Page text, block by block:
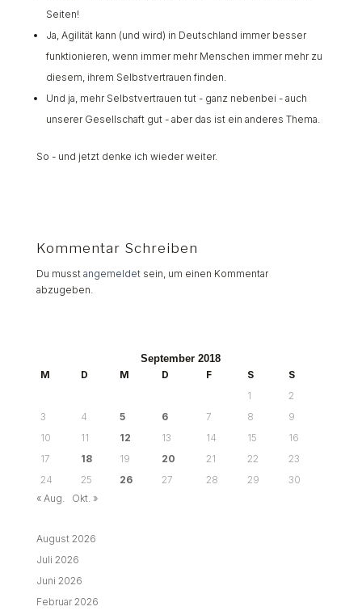
Seiten!
Ja, Agilität kann (und wird) in Deutschland immer besser
funktionieren, wenn immer mehr Menschen immer mehr zu
diesem, ihrem Selbstvertrauen finden.
Und ja, mehr Selbstvertrauen tut - ganz nebenbei - auch
unserer Gesellschaft gut - aber das ist ein anderes Thema.
So - und jetzt denke ich wieder weiter.
Kommentar Schreiben
Du musst angemeldetsein, um einen Kommentar
abzugeben.
September 2018
M
D M D F S
S
1
2
3
4 5 6 7 8
9
10
11 12 13 14 15
16
17
18 19 20 21 22
23
24
25 26 27 28 29
30
« Aug.
Okt. »
August 2026
Juli 2026
Juni 2026
Februar 2026